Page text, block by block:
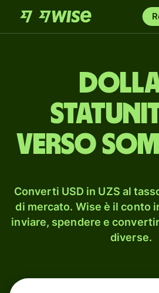
verso som
Converti USD in UZS al
di mercato. Wise è il conto
inviare, spendere e
diverse.